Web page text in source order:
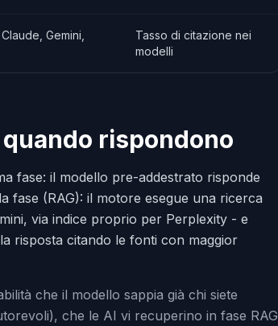
Gemini,
Tasso di citazione nei
modelli
rispondono
fase: il modello pre-addestrato risponde
fase (RAG): il motore esegue una ricerca
via indice proprio per Perplexity - e
risposta citando le fonti con maggior
che il modello sappia già chi siete
che le AI vi recuperino in fase RAG